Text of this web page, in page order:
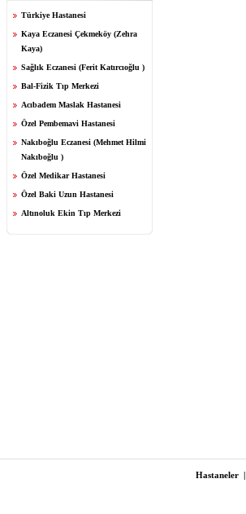
Türkiye Hastanesi
Kaya Eczanesi Çekmeköy (Zehra
Kaya)
Sağlık Eczanesi (Ferit Katırcıoğlu )
Bal-Fizik Tıp Merkezi
Acıbadem Maslak Hastanesi
Özel Pembemavi Hastanesi
Nakıboğlu Eczanesi (Mehmet Hilmi
Nakıboğlu )
Özel Medikar Hastanesi
Özel Baki Uzun Hastanesi
Altınoluk Ekin Tıp Merkezi
Hastaneler |